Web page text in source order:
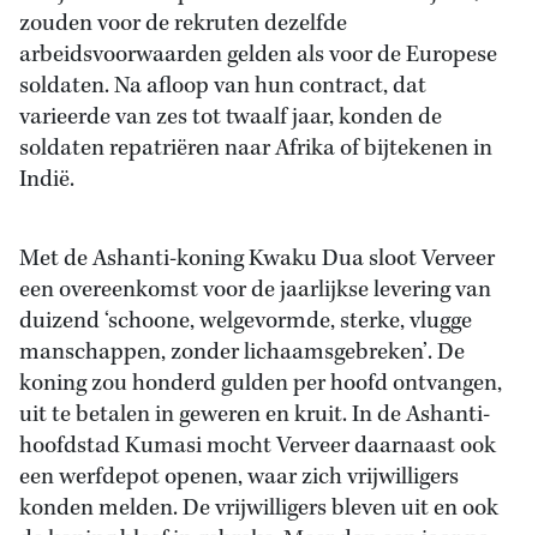
zouden voor de rekruten dezelfde
arbeidsvoorwaarden gelden als voor de Europese
soldaten. Na afloop van hun contract, dat
varieerde van zes tot twaalf jaar, konden de
soldaten repatriëren naar Afrika of bijtekenen in
Indië.
Met de Ashanti-koning Kwaku Dua sloot Verveer
een overeenkomst voor de jaarlijkse levering van
duizend ‘schoone, welgevormde, sterke, vlugge
manschappen, zonder lichaamsgebreken’. De
koning zou honderd gulden per hoofd ontvangen,
uit te betalen in geweren en kruit. In de Ashanti-
hoofdstad Kumasi mocht Verveer daarnaast ook
een werfdepot openen, waar zich vrijwilligers
konden melden. De vrijwilligers bleven uit en ook